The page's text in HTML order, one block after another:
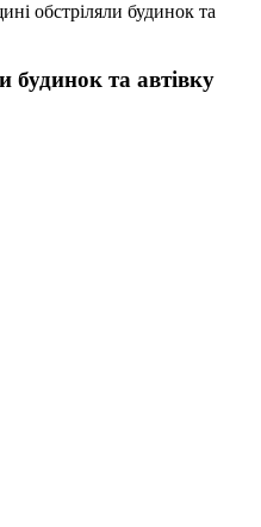
обстріляли будинок та
будинок та автівку